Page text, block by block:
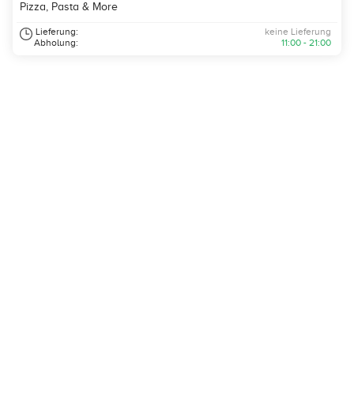
Pizza, Pasta & More
Lieferung:
Abholung:
keine Lieferung
11:00 - 21:00